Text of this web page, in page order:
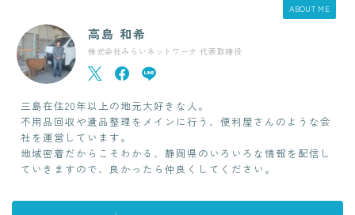
ABOUT ME
高島 和希
株式会社みらいネットワーク 代表取締役
三島在住20年以上の地元大好きな人。
不用品回収や遺品整理をメインに行う、便利屋さんのような会
社を運営しています。
地域密着だからこそわかる、静岡県のいろいろな情報を配信し
ていきますので、良かったら仲良くしてください。